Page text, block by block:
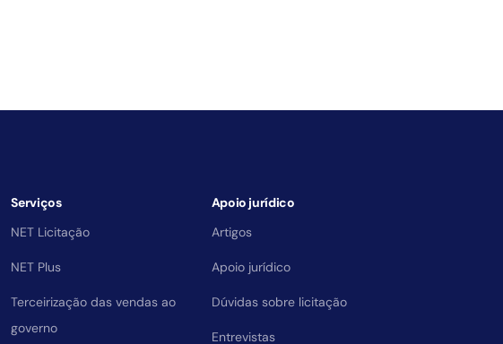
Serviços
NET Licitação
NET Plus
Terceirização das vendas ao
governo
Apoio jurídico
Artigos
Apoio jurídico
Dúvidas sobre licitação
Entrevistas